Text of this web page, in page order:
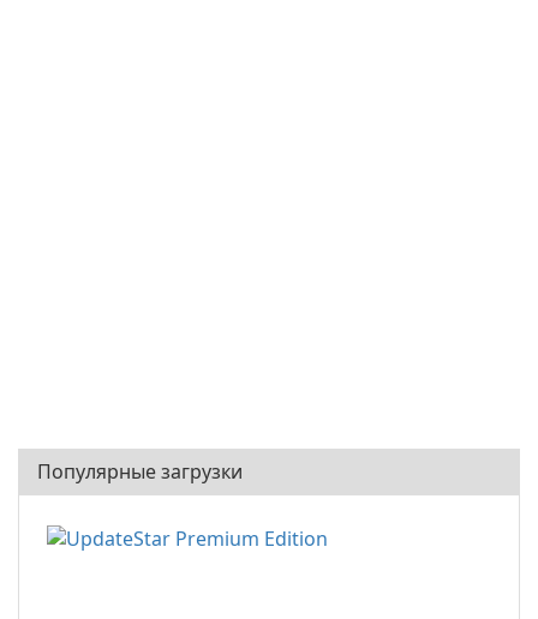
Популярные загрузки